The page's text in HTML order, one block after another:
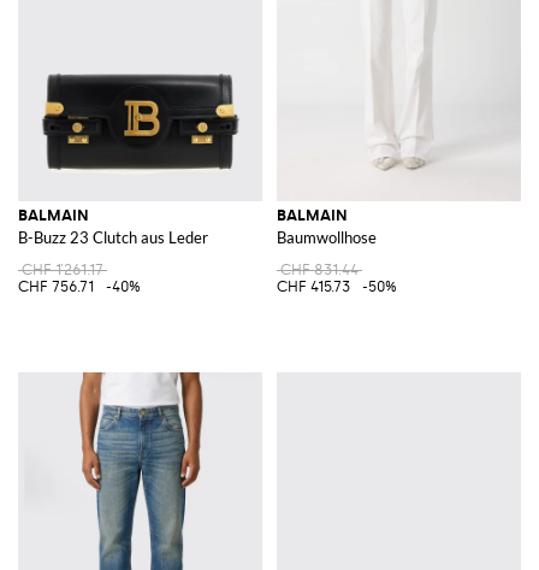
BALMAIN
B-Buzz 23 Clutch aus Leder
CHF 1'261.17
CHF 756.71
-40%
BALMAIN
Baumwollhose
CHF 831.44
CHF 415.73
-50%